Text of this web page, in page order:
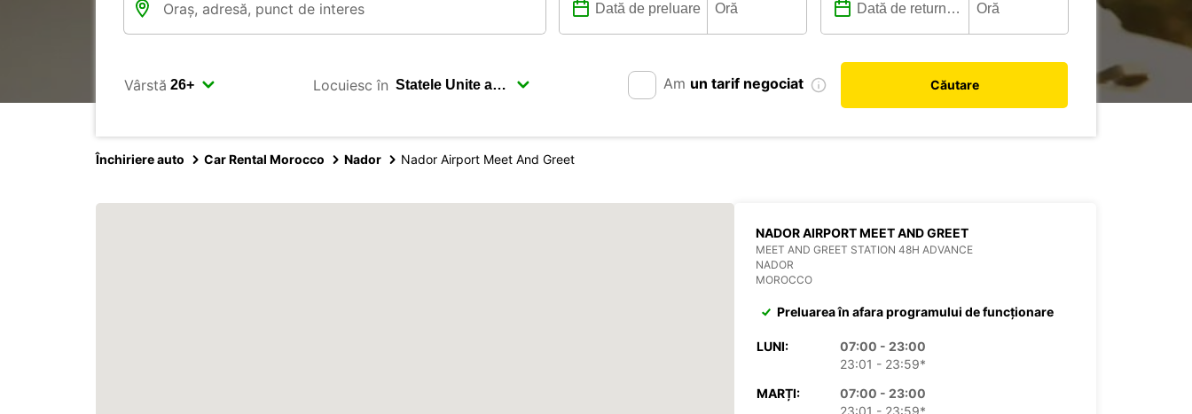
Vârstă Locuiesc în Am un tarif negociat Căutare
Închiriere auto Car Rental Morocco Nador Nador Airport Meet And Greet
NADOR AIRPORT MEET AND GREET
MEET AND GREET STATION 48H ADVANCE
NADOR
MOROCCO
Preluarea în afara programului de funcționare
LUNI:
07:00 - 23:00
23:01 - 23:59*
MARȚI:
07:00 - 23:00
23:01 - 23:59*